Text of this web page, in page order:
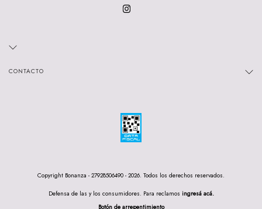
CONTACTO
Copyright Bonanza - 27928506490 - 2026. Todos los derechos reservados.
Defensa de las y los consumidores. Para reclamos ingresá acá.
Botón de arrepentimiento